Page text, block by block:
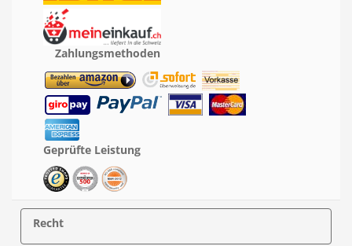
Zahlungsmethoden
Geprüfte Leistung
Recht